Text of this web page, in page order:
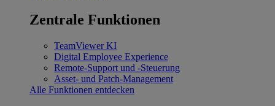
Zentrale Funktionen
TeamViewer KI
Digital Employee Experience
Remote-Support und -Steuerung
Asset- und Patch-Management
Alle Funktionen entdecken